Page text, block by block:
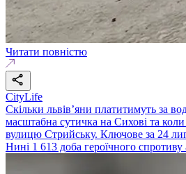
Читати повністю
CityLife
Скільки львів’яни платитимуть за
масштабна сутичка на Сихові та
вулицю Стрийську. Ключове за 24
Нині 1 613 доба героїчного спротиву